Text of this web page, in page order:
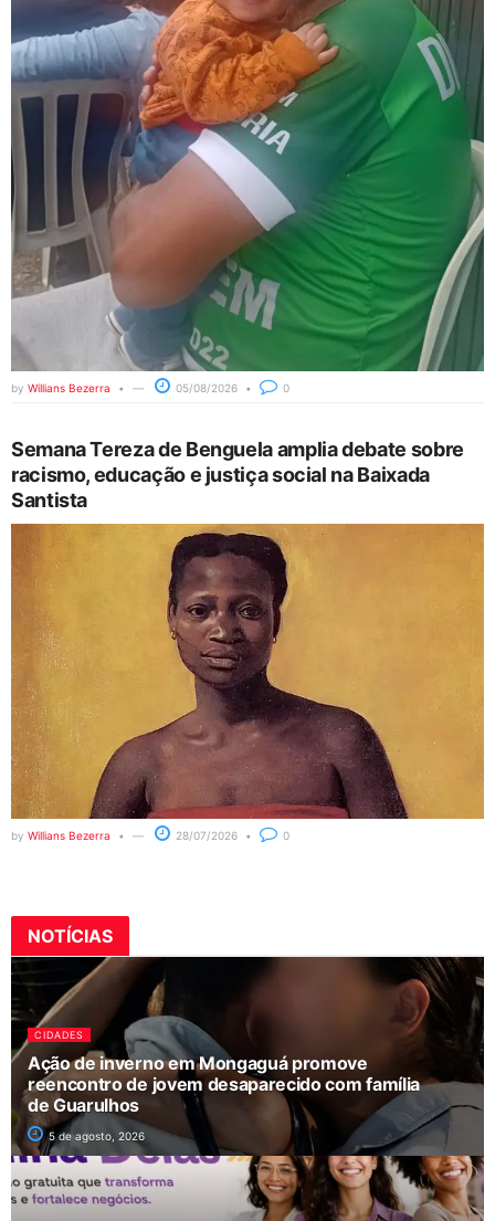
by Willians Bezerra 05/08/2026 0
Semana Tereza de Benguela amplia debate sobre
racismo, educação e justiça social na Baixada
Santista
by Willians Bezerra 28/07/2026 0
NOTÍCIAS
CIDADES
Ação de inverno em Mongaguá promove
reencontro de jovem desaparecido com família
de Guarulhos
5 de agosto, 2026